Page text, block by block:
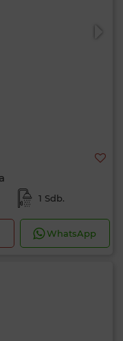
1 Sdb.
WhatsApp